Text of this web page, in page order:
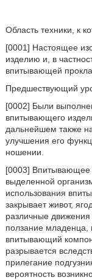
Область техники, к
[0001] Настоящее
изделию и, в
впитывающей
Предшествующий
[0002] Были
впитывающего
дальнейшем также
улучшения его
ношении.
[0003] Впитывающее
выделенной
использования
закрывает живот,
различные движения
ползание младенца,
впитывающий
разрывается
прилегание
вероятность